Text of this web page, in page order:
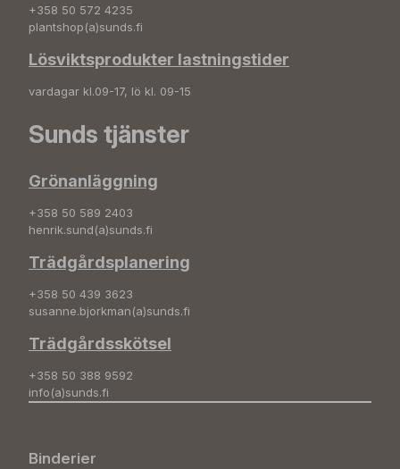
+358 50 572 4235
plantshop(a)sunds.fi
Lösviktsprodukter lastningstider
vardagar kl.09-17, lö kl. 09-15
Sunds tjänster
Grönanläggning
+358 50 589 2403
henrik.sund(a)sunds.fi
Trädgårdsplanering
+358 50 439 3623
susanne.bjorkman(a)sunds.fi
Trädgårdsskötsel
+358 50 388 9592
info(a)sunds.fi
Binderier